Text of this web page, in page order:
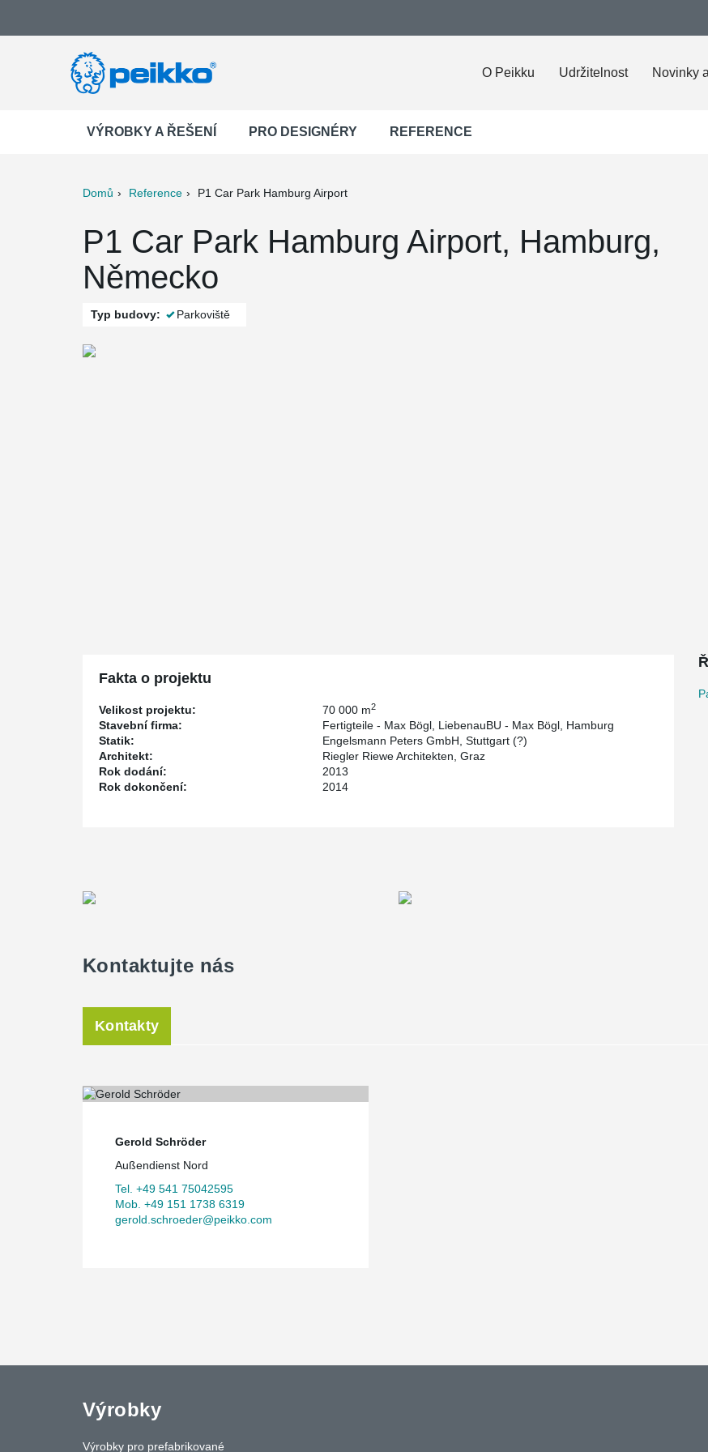
O Peikku Udržitelnost Novinky
VÝROBKY A ŘEŠENÍ PRO DESIGNÉRY REFERENCE
Domů Reference P1 Car Park Hamburg Airport
P1 Car Park Hamburg Airport, Hamburg,
Německo
Typ budovy: Parkoviště
Fakta o projektu
Velikost projektu: 70 000 m2
Stavební firma:
Fertigteile - Max Bögl, LiebenauBU - Max Bögl, Hamburg
Statik:
Engelsmann Peters GmbH, Stuttgart (?)
Architekt:
Riegler Riewe Architekten, Graz
Rok dodání:
2013
Rok dokončení:
2014
Kontaktujte nás
Kontakty
Gerold Schröder
Außendienst Nord
Tel. +49 541 75042595
Mob. +49 151 1738 6319
gerold.schroeder@peikko.com
Výrobky
Výrobky pro prefabrikované